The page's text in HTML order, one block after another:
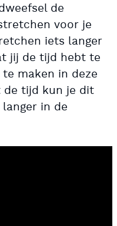
de
voor je
iets langer
jij de tijd hebt te
maken in deze
de tijd kun je dit
in de